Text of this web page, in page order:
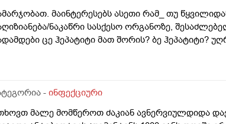
მაინტერესებს ასეთი რამ_ თუ
ნაკაწრი სასქესო ორგანოზე,
ცე ჰეპატიტი მათ შორის? ბე ჰეპატიტი?
- ინფექციური
მალე მომწეროთ ძაკიან ავნერვიულდიდა